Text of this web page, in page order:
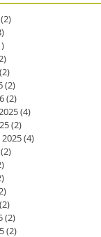
(2)
(2)
(2)
(2)
(4)
(2)
(4)
(2)
(2)
(2)
(2)